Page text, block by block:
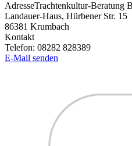
AdresseTrachtenkultur-Beratung
Landauer-Haus, Hürbener Str. 15
86381 Krumbach
Kontakt
Telefon: 08282 828389
E-Mail senden